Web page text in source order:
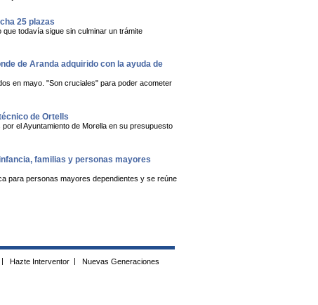
25 plazas
todavía sigue sin culminar un trámite
de Aranda adquirido con la ayuda de
en mayo. "Son cruciales" para poder acometer
de Ortells
el Ayuntamiento de Morella en su presupuesto
familias y personas mayores
para personas mayores dependientes y se reúne
Hazte Interventor
Nuevas Generaciones